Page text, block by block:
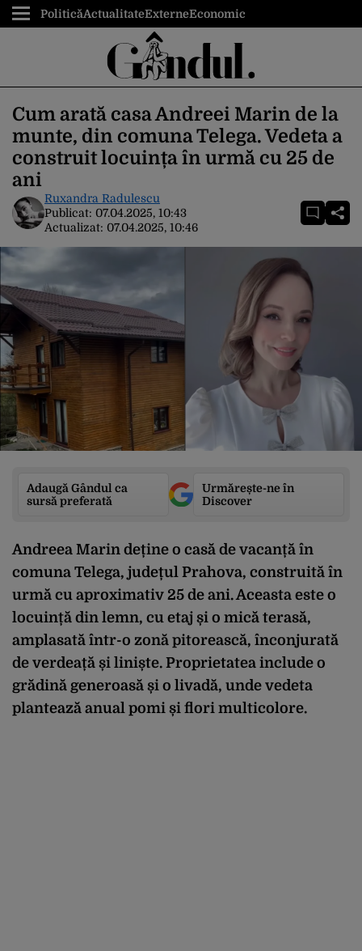
PoliticăActualitateExterneEconomic
Cum arată casa Andreei Marin de la
munte, din comuna Telega. Vedeta a
construit locuința în urmă cu 25 de
ani
Ruxandra Radulescu
Publicat: 07.04.2025, 10:43
Actualizat: 07.04.2025, 10:46
Adaugă Gândul ca
sursă preferată
Urmărește-ne în
Discover
Andreea Marin deține o casă de vacanță în
comuna Telega, județul Prahova, construită în
urmă cu aproximativ 25 de ani. Aceasta este o
locuință din lemn, cu etaj și o mică terasă,
amplasată într-o zonă pitorească, înconjurată
de verdeață și liniște. Proprietatea include o
grădină generoasă și o livadă, unde vedeta
plantează anual pomi și flori multicolore.